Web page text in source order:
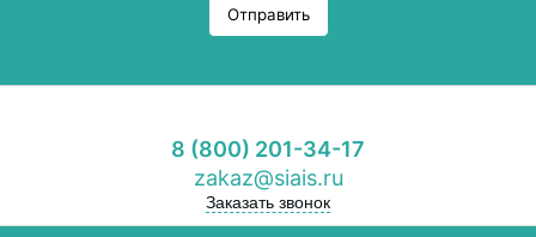
Отправить
8 (800) 201-34-17
zakaz@siais.ru
Заказать звонок